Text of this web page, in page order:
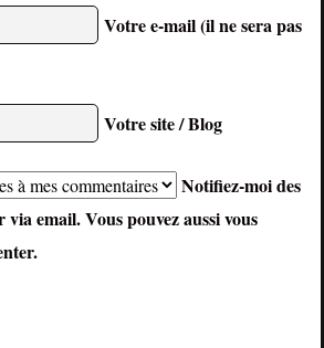
Votre e-mail (il ne sera pas
Votre site / Blog
Notifiez-moi des
via email. Vous pouvez aussivous